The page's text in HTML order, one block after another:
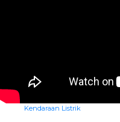
Kendaraan Listrik